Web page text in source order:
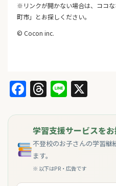
※リンクが開かない場合は、ココ
町市」とお探しください。
© Cocon inc.
Facebook
Threads
Line
学習支援サービスを
不登校のお子さんの学習継
ます。
※ 以下はPR・広告です